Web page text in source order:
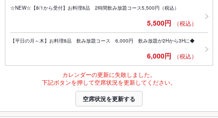
☆NEW☆【8/1から受付】お料理8品 2時間飲み放題コース5,500円（税込）
5,500円 （税込）
【平日の月～木】お料理8品 飲み放題コース 6,000円 飲み放題が2Hから3Hに◆
6,000円 （税込）
カレンダーの更新に失敗しました。
下記ボタンを押して空席状況を更新してください。
空席状況を更新する